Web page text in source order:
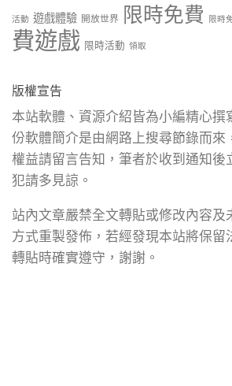
活動 遊戲體驗 開放世界 限時免費 限時
費遊戲 限時活動 領取
版權宣告
本站軟體、資源介紹皆為小編精心撰
份軟體簡介是由網路上搜尋節錄而來
權益請留言告知，筆者於收到通知後
犯請多見諒。
站內文章嚴禁全文轉貼或修改內容及
方式重製發佈，若經發現本站將保留
轉貼時確實遵守，謝謝。